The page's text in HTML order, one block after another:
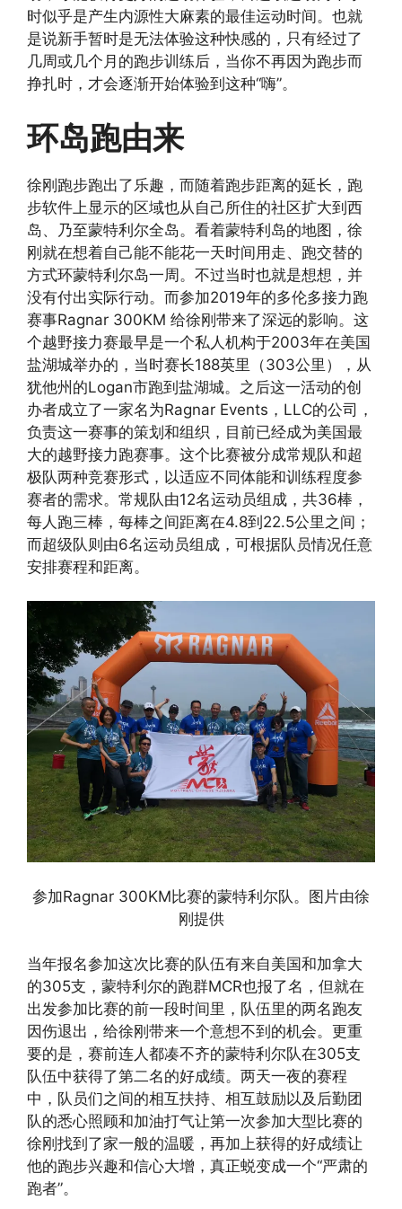
时似乎是产生内源性大麻素的最佳运动时间。也就
是说新手暂时是无法体验这种快感的，只有经过了
几周或几个月的跑步训练后，当你不再因为跑步而
挣扎时，才会逐渐开始体验到这种“嗨”。
环岛跑由来
徐刚跑步跑出了乐趣，而随着跑步距离的延长，跑
步软件上显示的区域也从自己所住的社区扩大到西
岛、乃至蒙特利尔全岛。看着蒙特利岛的地图，徐
刚就在想着自己能不能花一天时间用走、跑交替的
方式环蒙特利尔岛一周。不过当时也就是想想，并
没有付出实际行动。而参加2019年的多伦多接力跑
赛事Ragnar 300KM 给徐刚带来了深远的影响。这
个越野接力赛最早是一个私人机构于2003年在美国
盐湖城举办的，当时赛长188英里（303公里），从
犹他州的Logan市跑到盐湖城。之后这一活动的创
办者成立了一家名为Ragnar Events，LLC的公司，
负责这一赛事的策划和组织，目前已经成为美国最
大的越野接力跑赛事。这个比赛被分成常规队和超
极队两种竞赛形式，以适应不同体能和训练程度参
赛者的需求。常规队由12名运动员组成，共36棒，
每人跑三棒，每棒之间距离在4.8到22.5公里之间；
而超级队则由6名运动员组成，可根据队员情况任意
安排赛程和距离。
参加Ragnar 300KM比赛的蒙特利尔队。图片由徐
刚提供
当年报名参加这次比赛的队伍有来自美国和加拿大
的305支，蒙特利尔的跑群MCR也报了名，但就在
出发参加比赛的前一段时间里，队伍里的两名跑友
因伤退出，给徐刚带来一个意想不到的机会。更重
要的是，赛前连人都凑不齐的蒙特利尔队在305支
队伍中获得了第二名的好成绩。两天一夜的赛程
中，队员们之间的相互扶持、相互鼓励以及后勤团
队的悉心照顾和加油打气让第一次参加大型比赛的
徐刚找到了家一般的温暖，再加上获得的好成绩让
他的跑步兴趣和信心大增，真正蜕变成一个“严肃的
跑者”。